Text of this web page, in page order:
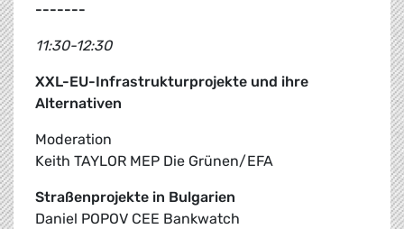
-------
11:30-12:30
XXL-EU-Infrastrukturprojekte und ihre
Alternativen
Moderation
Keith TAYLOR MEP Die Grünen/EFA
Straßenprojekte in Bulgarien
Daniel POPOV CEE Bankwatch